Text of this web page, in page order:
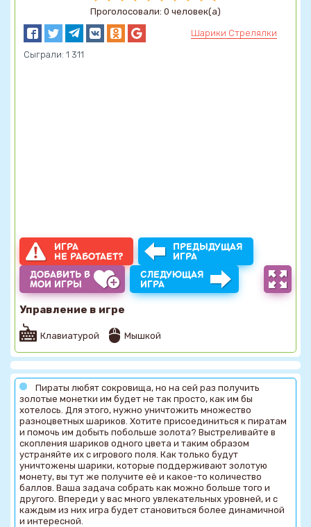
Проголосовали: 0 человек(а)
Шарики Стрелялки
Сыграли: 1 311
ИГРА
НЕ РАБОТАЕТ?
ПРЕДЫДУЩАЯ
ИГРА
ДОБАВИТЬ В
МОИ ИГРЫ
СЛЕДУЮЩАЯ
ИГРА
Управление в игре
Клавиатурой Мышкой
Пираты любят сокровища, но на сей раз получить
золотые монетки им будет не так просто, как им бы
хотелось. Для этого, нужно уничтожить множество
разноцветных шариков. Хотите присоединиться к пиратам
и помочь им добыть побольше золота? Выстреливайте в
скопления шариков одного цвета и таким образом
устраняйте их с игрового поля. Как только будут
уничтожены шарики, которые поддерживают золотую
монету, вы тут же получите её и какое-то количество
баллов. Ваша задача собрать как можно больше того и
другого. Впереди у вас много увлекательных уровней, и с
каждым из них игра будет становиться более динамичной
и интересной.